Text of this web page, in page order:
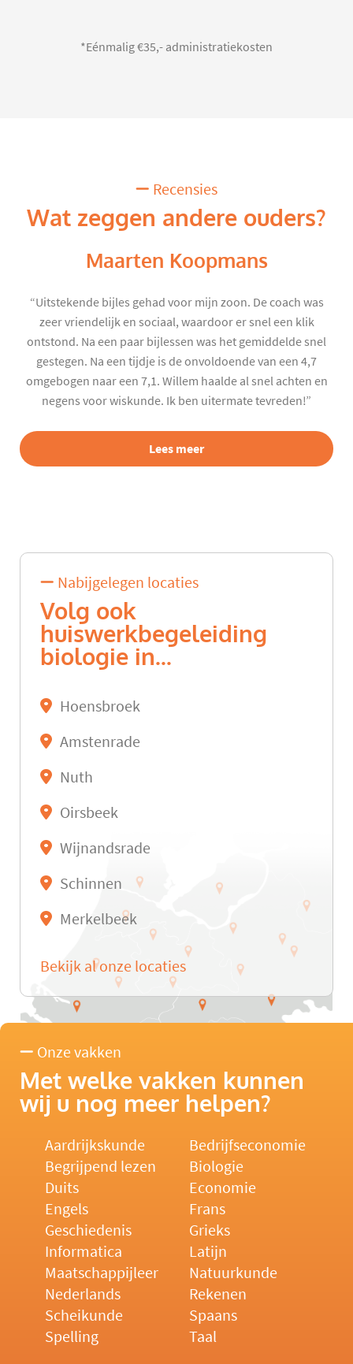
*Eénmalig €35,- administratiekosten
Recensies
Wat zeggen andere ouders?
Maarten Koopmans
“Uitstekende bijles gehad voor mijn zoon. De coach was
zeer vriendelijk en sociaal, waardoor er snel een klik
ontstond. Na een paar bijlessen was het gemiddelde snel
gestegen. Na een tijdje is de onvoldoende van een 4,7
omgebogen naar een 7,1. Willem haalde al snel achten en
negens voor wiskunde. Ik ben uitermate tevreden!”
Lees meer
Nabijgelegen locaties
Volg ook
huiswerkbegeleiding
biologie in...
Hoensbroek
Amstenrade
Nuth
Oirsbeek
Wijnandsrade
Schinnen
Merkelbeek
Bekijk al onze locaties
Onze vakken
Met welke vakken kunnen
wij u nog meer helpen?
Aardrijkskunde
Bedrijfseconomie
Begrijpend lezen
Biologie
Duits
Economie
Engels
Frans
Geschiedenis
Grieks
Informatica
Latijn
Maatschappijleer
Natuurkunde
Nederlands
Rekenen
Scheikunde
Spaans
Spelling
Taal